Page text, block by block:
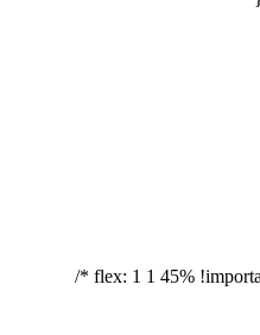
flex: 1 1 45%